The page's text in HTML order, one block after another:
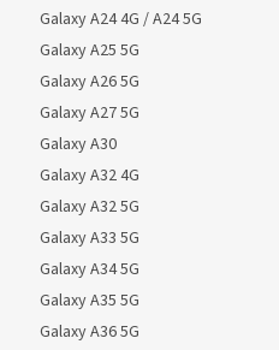
Galaxy A24 4G / A24 5G
Galaxy A25 5G
Galaxy A26 5G
Galaxy A27 5G
Galaxy A30
Galaxy A32 4G
Galaxy A32 5G
Galaxy A33 5G
Galaxy A34 5G
Galaxy A35 5G
Galaxy A36 5G